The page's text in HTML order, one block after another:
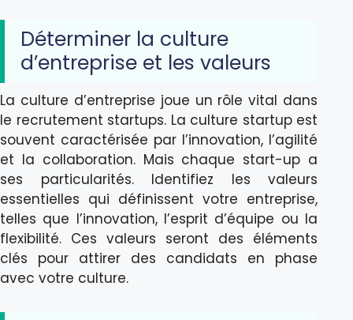
Déterminer la culture
d’entreprise et les valeurs
La culture d’entreprise joue un rôle vital dans
le recrutement startups. La culture startup est
souvent caractérisée par l’innovation, l’agilité
et la collaboration. Mais chaque start-up a
ses particularités. Identifiez les valeurs
essentielles qui définissent votre entreprise,
telles que l’innovation, l’esprit d’équipe ou la
flexibilité. Ces valeurs seront des éléments
clés pour attirer des candidats en phase
avec votre culture.